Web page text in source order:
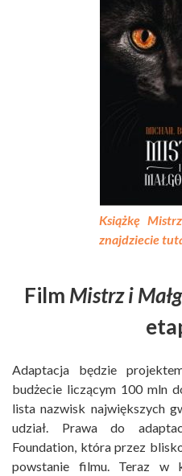
Książkę
znajdziecie
Film Mistrz i
Adaptacja będzie
budżecie liczącym 100 mln
lista nazwisk największych
udział. Prawa do
Foundation, która przez
powstanie filmu. Teraz w